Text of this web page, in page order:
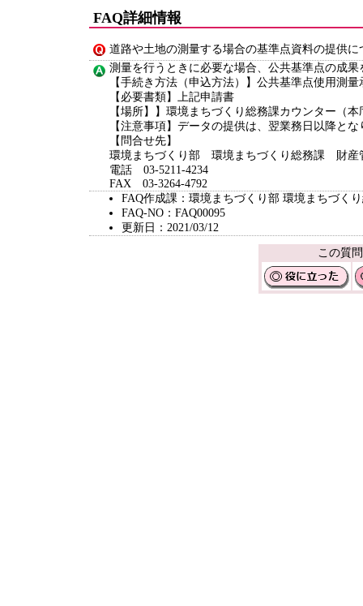
FAQ詳細情報
道路や土地の測量する場合の基準点資料の提供
測量を行うときに必要な場合、公共基準点の成
【手続き方法（申込方法）】公共基準点使用測
【必要書類】上記申請書
【場所】】環境まちづくり総務課カウンター（
【注意事項】データの提供は、翌業務日以降とな
【問合せ先】
環境まちづくり部 環境まちづくり総務課 財産
電話 03-5211-4234
FAX 03-3264-4792
FAQ作成課：環境まちづくり部 環境まちづく
FAQ-NO：FAQ00095
更新日：2021/03/12
この質